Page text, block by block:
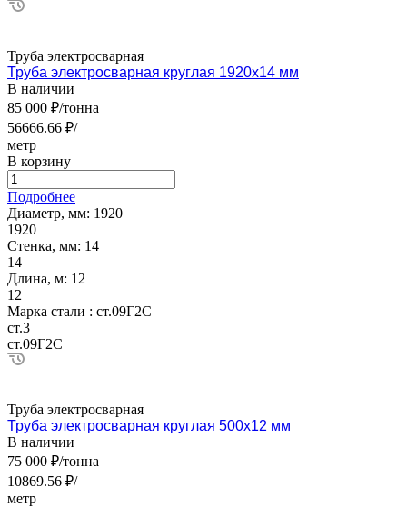
Труба электросварная
Труба электросварная круглая 1920х14 мм
В наличии
85 000 ₽/тонна
56666.66 ₽/
метр
В корзину
Подробнее
Диаметр, мм: 1920
1920
Стенка, мм: 14
14
Длина, м: 12
12
Марка стали : ст.09Г2С
ст.3
ст.09Г2С
Труба электросварная
Труба электросварная круглая 500х12 мм
В наличии
75 000 ₽/тонна
10869.56 ₽/
метр